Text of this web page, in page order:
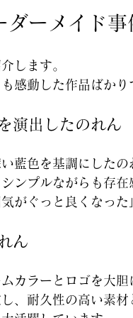
ダーメイド事
します。
感動した作品ばかり
演出したのれん
藍色を基調にした
ンプルながらも存
がぐっと良くなっ
ん
カラーとロゴを大
、耐久性の高い素